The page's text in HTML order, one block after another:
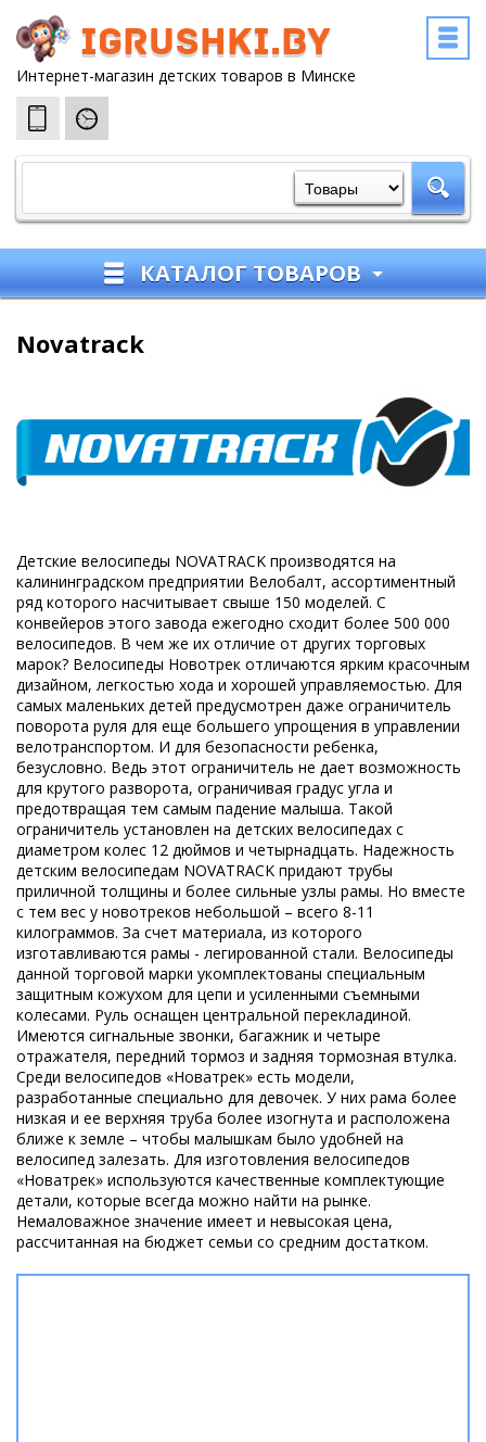
igrushki.by
Интернет-магазин детских товаров в Минске
КАТАЛОГ ТОВАРОВ
Novatrack
Детские велосипеды NOVATRACK производятся на
калининградском предприятии Велобалт, ассортиментный
ряд которого насчитывает свыше 150 моделей. С
конвейеров этого завода ежегодно сходит более 500 000
велосипедов. В чем же их отличие от других торговых
марок? Велосипеды Новотрек отличаются ярким красочным
дизайном, легкостью хода и хорошей управляемостью. Для
самых маленьких детей предусмотрен даже ограничитель
поворота руля для еще большего упрощения в управлении
велотранспортом. И для безопасности ребенка,
безусловно. Ведь этот ограничитель не дает возможность
для крутого разворота, ограничивая градус угла и
предотвращая тем самым падение малыша. Такой
ограничитель установлен на детских велосипедах с
диаметром колес 12 дюймов и четырнадцать. Надежность
детским велосипедам NOVATRACK придают трубы
приличной толщины и более сильные узлы рамы. Но вместе
с тем вес у новотреков небольшой – всего 8-11
килограммов. За счет материала, из которого
изготавливаются рамы - легированной стали. Велосипеды
данной торговой марки укомплектованы специальным
защитным кожухом для цепи и усиленными съемными
колесами. Руль оснащен центральной перекладиной.
Имеются сигнальные звонки, багажник и четыре
отражателя, передний тормоз и задняя тормозная втулка.
Среди велосипедов «Новатрек» есть модели,
разработанные специально для девочек. У них рама более
низкая и ее верхняя труба более изогнута и расположена
ближе к земле – чтобы малышкам было удобней на
велосипед залезать. Для изготовления велосипедов
«Новатрек» используются качественные комплектующие
детали, которые всегда можно найти на рынке.
Немаловажное значение имеет и невысокая цена,
рассчитанная на бюджет семьи со средним достатком.